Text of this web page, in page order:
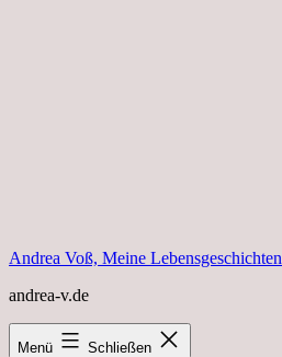
Andrea Voß, Meine Lebensgeschichten
andrea-v.de
Menü Schließen